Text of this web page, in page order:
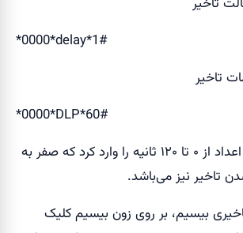
*0000*delay*1#
تاخیر
*0000*DLP*60#
به جای ۶۰ می‌توان اعداد از ۰ تا ۱۲۰ ثانیه را وارد کرد که صفر به
تاخیر نیز می‌باشد.
بیسیم، بر روی زون بیسیم کلیک